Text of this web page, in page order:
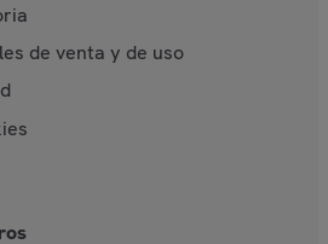
de venta y de uso